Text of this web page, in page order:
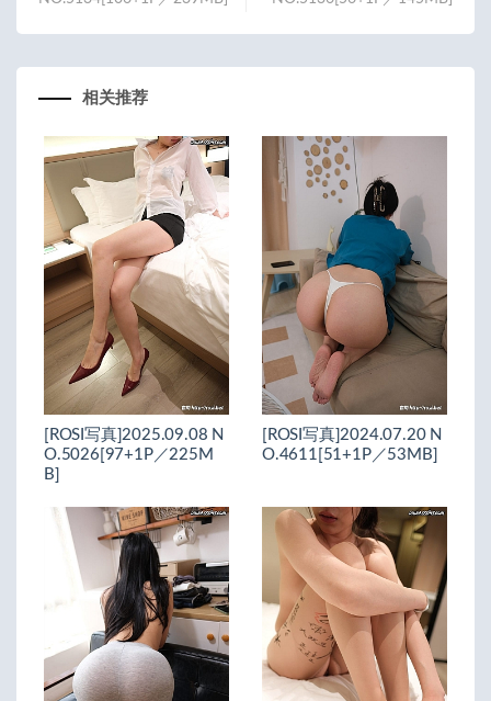
相关推荐
[ROSI写真]2025.09.08 N
O.5026[97+1P／225M
B]
[ROSI写真]2024.07.20 N
O.4611[51+1P／53MB]